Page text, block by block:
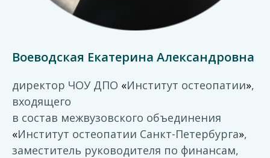
Воеводская Екатерина Александровна
директор ЧОУ ДПО «Институт остеопатии»,
входящего
в состав межвузовского объединения
«Институт остеопатии Санкт-Петербурга»,
заместитель руководителя по финансам,